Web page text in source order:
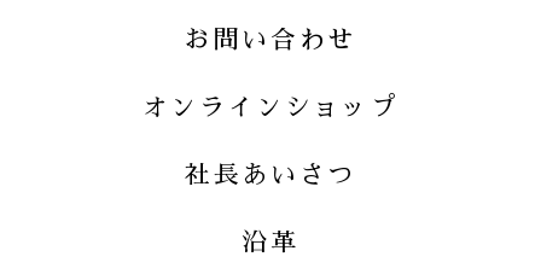
小川珈琲株式会社
株式会社小川珈琲クリエイツ
お問い合わせ
オンラインショップ
小川珈琲オンラインショップ
OGAWA COFFEE LABORATORY O
社長あいさつ
沿革